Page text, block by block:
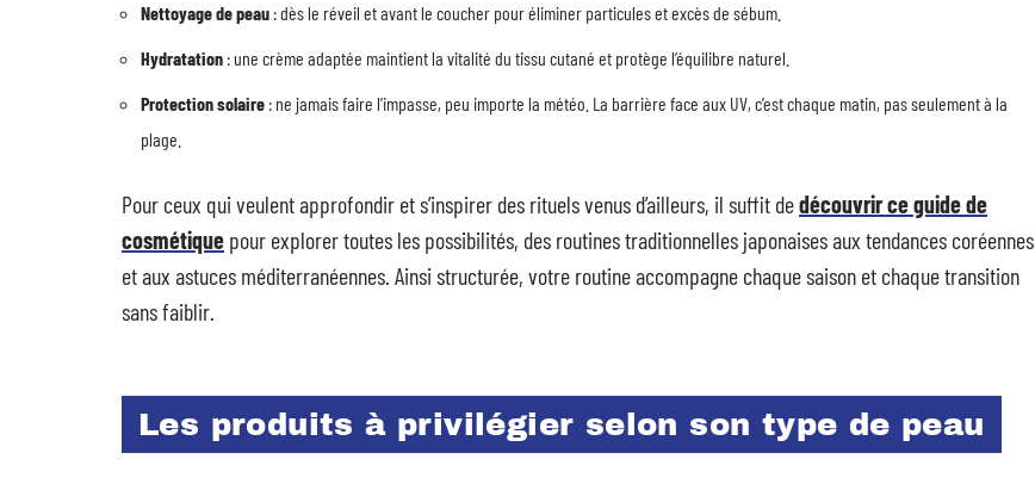
Nettoyage de peau : dès le réveil et avant le coucher pour éliminer particules et excès de sébum.
Hydratation : une crème adaptée maintient la vitalité du tissu cutané et protège l’équilibre naturel.
Protection solaire : ne jamais faire l’impasse, peu importe la météo. La barrière face aux UV, c’est chaque matin, pas seulement à la
plage.
Pour ceux qui veulent approfondir et s’inspirer des rituels venus d’ailleurs, il suffit dedécouvrir ce guide de
cosmétique pour explorer toutes les possibilités, des routines traditionnelles japonaises aux tendances coréennes
et aux astuces méditerranéennes. Ainsi structurée, votre routine accompagne chaque saison et chaque transition
sans faiblir.
Les produits à privilégier selon son type de peau